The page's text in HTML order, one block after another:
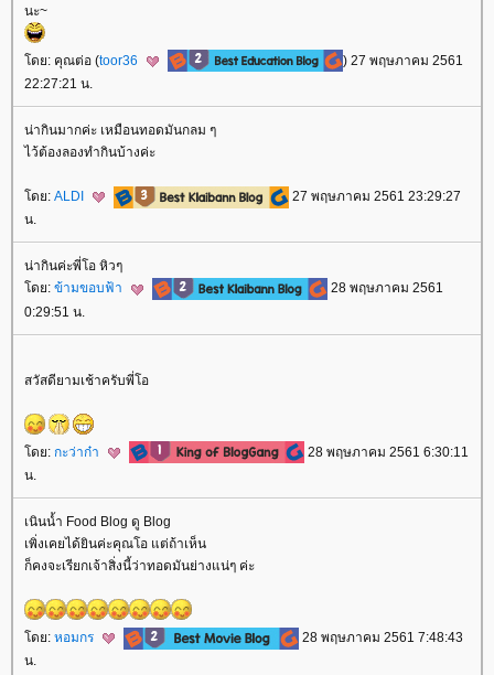
นะ~
ดย: คุณต่อ (toor36
) 27 พฤษภาคม 2561
22:27:21 น.
น่ากินมากค่ะ เหมือนทอดมันกลม ๆ
ไว้ต้องลองทำกินบ้างค่ะ
ดย: ALDI
27 พฤษภาคม 2561 23:29:27
น.
น่ากินค่ะพี่โอ หิวๆ
ดย: ข้ามขอบฟ้า
28 พฤษภาคม 2561
0:29:51 น.
สวัสดียามเช้าครับพี่โอ
ดย: กะว่าก๋า
28 พฤษภาคม 2561 6:30:11
น.
เนินน้ำ Food Blog ดู Blog
เพิ่งเคยได้ยินค่ะคุณโอ แต่ถ้าเห็น
ก็คงจะเรียกเจ้าสิ่งนี้ว่าทอดมันย่างแน่ๆ ค่ะ
ดย: หอมกร
28 พฤษภาคม 2561 7:48:43
น.